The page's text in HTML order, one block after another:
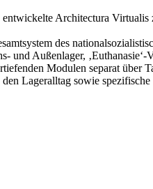
Architectura
des
und Außenlager,
Modulen separat über
Lageralltag sowie spezifische